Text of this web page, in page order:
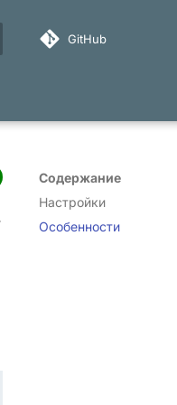
GitHub
Содержание
Настройки
Особенности